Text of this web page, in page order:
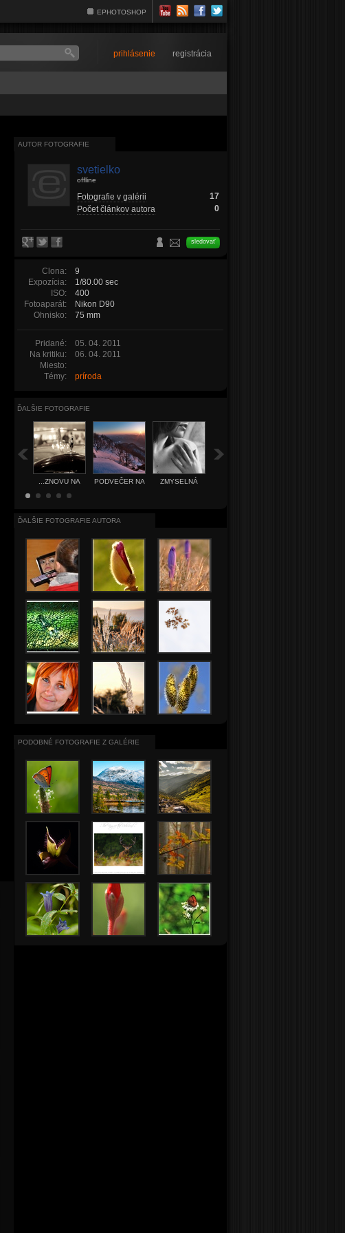
EPHOTOSHOP
prihlásenie registrácia
AUTOR FOTOGRAFIE
svetielko
offline
Fotografie v galérii
17
Počet článkov autora
0
sledovať
Clona:
9
Expozícia:
1/80.00 sec
ISO:
400
Fotoaparát:
Nikon D90
Ohnisko:
75 mm
Pridané:
05. 04. 2011
Na kritiku:
06. 04. 2011
Miesto:
Témy:
príroda
ĎALŠIE FOTOGRAFIE
...ZNOVU NA
PODVEČER NA
ZMYSELNÁ
ĎALŠIE FOTOGRAFIE AUTORA
PODOBNÉ FOTOGRAFIE Z GALÉRIE